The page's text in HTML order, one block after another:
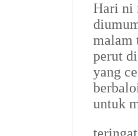
Hari ni
malam
perut
yang
untuk